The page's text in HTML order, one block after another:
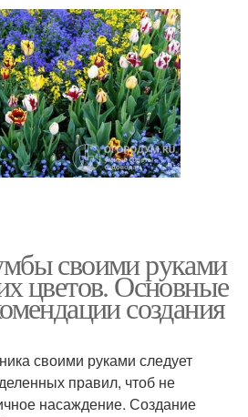
своими руками
цветов. Основные
создания
своими руками следует
правил, чтоб не
насаждение. Создание